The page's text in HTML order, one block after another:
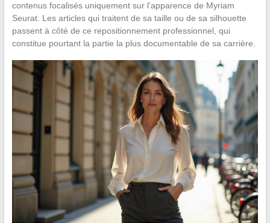
contenus focalisés uniquement sur l’apparence de Myriam
Seurat. Les articles qui traitent de sa taille ou de sa silhouette
passent à côté de ce repositionnement professionnel, qui
constitue pourtant la partie la plus documentable de sa carrière.